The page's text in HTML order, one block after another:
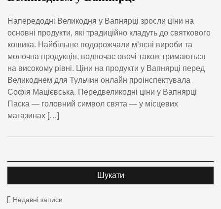
Напередодні Великодня у Вапнярці зросли ціни на
основні продукти, які традиційно кладуть до святкового
кошика. Найбільше подорожчали м’ясні вироби та
молочна продукція, водночас овочі також тримаються
на високому рівні. Ціни на продукти у Вапнярці перед
Великоднем для Тульчин онлайн проінспектувала
Софія Мацієвська. Передвеликодні ціни у Вапнярці
Паска — головний символ свята — у місцевих
магазинах […]
Недавні записи